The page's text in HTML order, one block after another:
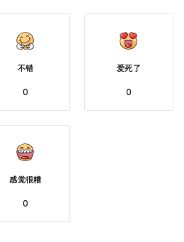
不错
0
爱死了
0
感觉很糟
0